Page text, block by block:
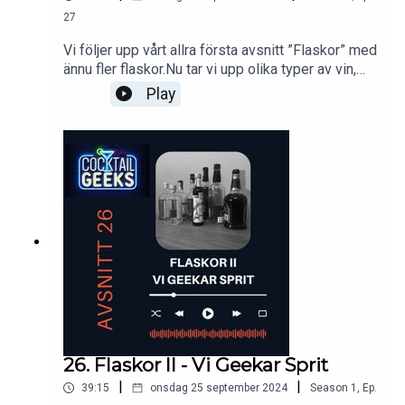
@soundslikenikiyrlaÅldersgräns: 20år
27
Vi följer upp vårt allra första avsnitt ”Flaskor” med
ännu fler flaskor.Nu tar vi upp olika typer av vin,
aromatiserade viner, champagne och likörerVad
finns det för olika typer av aromatiserat vin?Vilket
vin ska man ha till en Bicicleta?Vad är Falernum
och Allspice?Tack för att du lyssnar!Gillar du
Cocktailgeeks blir vi glada om du prenumererar
och lämnar betyg :)All feedback är välkommen till
vår mail podd@cocktailgeeks.se eller Instagram
DM @cocktailgeeksFölj oss på Instagram
@cocktailgeeks så missar du ingenting.Ljud och
klippning av Niki Yrla
@soundslikenikiyrlaÅldersgräns: 20år
Play
26. Flaskor II - Vi Geekar Sprit
39:15 | onsdag 25 september 2024 | Season 1 , Ep.